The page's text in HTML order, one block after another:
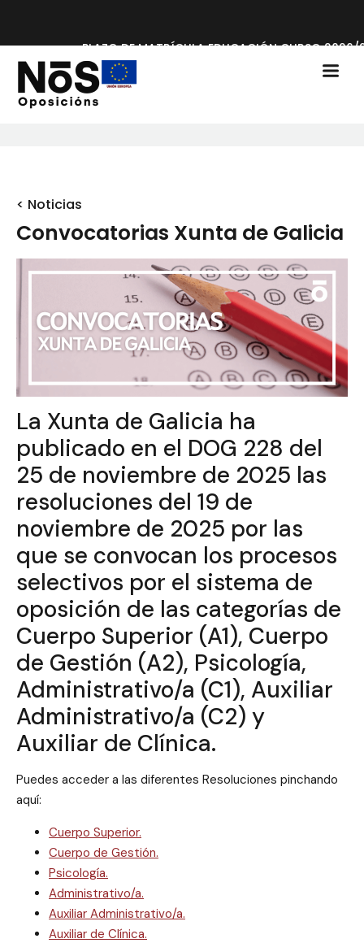
< Noticias
Convocatorias Xunta de Galicia
La Xunta de Galicia ha
publicado en el DOG 228 del
25 de noviembre de 2025 las
resoluciones del 19 de
noviembre de 2025 por las
que se convocan los procesos
selectivos por el sistema de
oposición de las categorías de
Cuerpo Superior (A1), Cuerpo
de Gestión (A2), Psicología,
Administrativo/a (C1), Auxiliar
Administrativo/a (C2) y
Auxiliar de Clínica.
Puedes acceder a las diferentes Resoluciones pinchando
aquí:
Cuerpo Superior.
Cuerpo de Gestión.
Psicología.
Administrativo/a.
Auxiliar Administrativo/a.
Auxiliar de Clínica.